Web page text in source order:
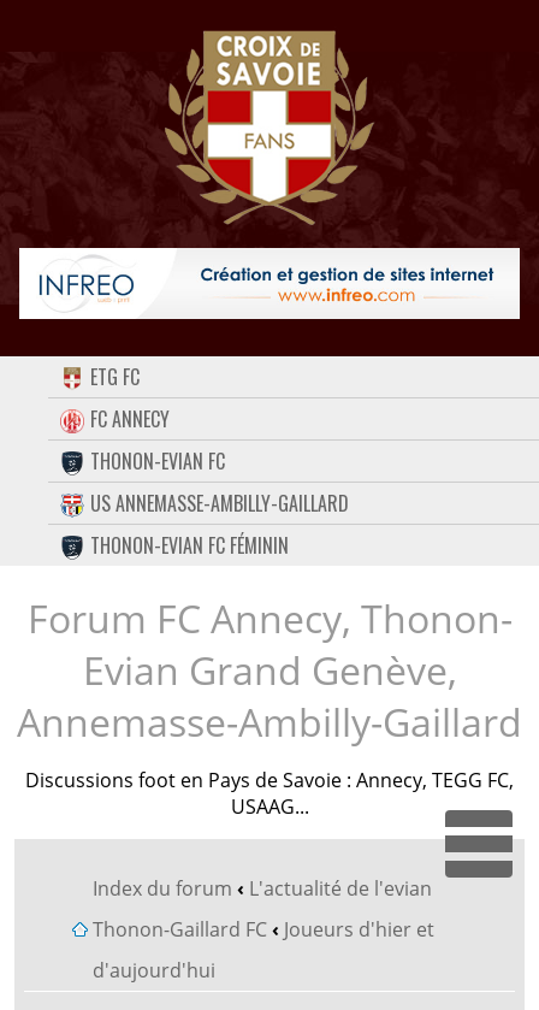
ACCUEIL
FORUM
CONTACT
FACEBOOK
TWITTER
INSTAGRAM
ETG FC
FC ANNECY
THONON-EVIAN FC
US ANNEMASSE-AMBILLY-GAILLARD
THONON-EVIAN FC FÉMININ
Forum FC Annecy, Thonon-
Evian Grand Genève,
Annemasse-Ambilly-Gaillard
Discussions foot en Pays de Savoie : Annecy, TEGG FC,
USAAG...
Index du forum ‹ L'actualité de l'evian
Thonon-Gaillard FC‹ Joueurs d'hier et
d'aujourd'hui